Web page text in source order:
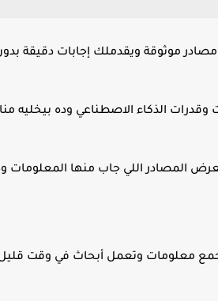
موثوقة ويقدملك إجابات دقيقة
وقدرات الذكاء الاصطناعي وده بيخليه
المصادر اللي جاب منها المعلومات
معلومات وتعمل أبحاث في وقت قليل